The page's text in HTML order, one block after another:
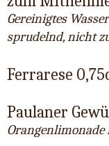
Gereinigtes
sprudelnd, nicht
Ferrarese
Paulaner
Orangenlimonade